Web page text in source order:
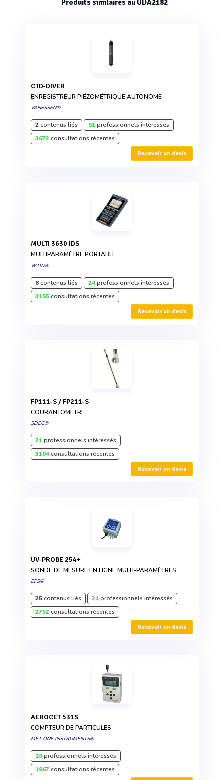
Produits similaires au UDA2182
CTD-DIVER
ENREGISTREUR PIÉZOMÉTRIQUE AUTONOME
VANESSEN®
2contenus liés 51professionnels intéressés
3672consultations récentes
Recevoir un devis
MULTI 3630 IDS
MULTIPARAMÈTRE PORTABLE
WTW®
6contenus liés 24professionnels intéressés
3155consultations récentes
Recevoir un devis
FP111-S / FP211-S
COURANTOMÈTRE
SDEC®
21professionnels intéressés
3104consultations récentes
Recevoir un devis
UV-PROBE 254+
SONDE DE MESURE EN LIGNE MULTI-PARAMÈTRES
EFS®
25contenus liés 21professionnels intéressés
2752consultations récentes
Recevoir un devis
AEROCET 531S
COMPTEUR DE PARTICULES
MET ONE INSTRUMENTS®
19professionnels intéressés
1967consultations récentes